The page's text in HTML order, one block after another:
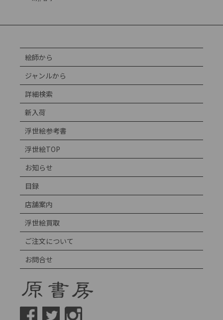
絵師から
ジャンルから
詳細検索
新入荷
浮世絵参考書
浮世絵TOP
お知らせ
目録
店舗案内
浮世絵買取
ご注文について
お問合せ